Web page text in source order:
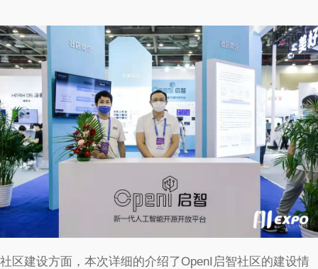
社区建设方面，本次详细的介绍了OpenI启智社区的建设情